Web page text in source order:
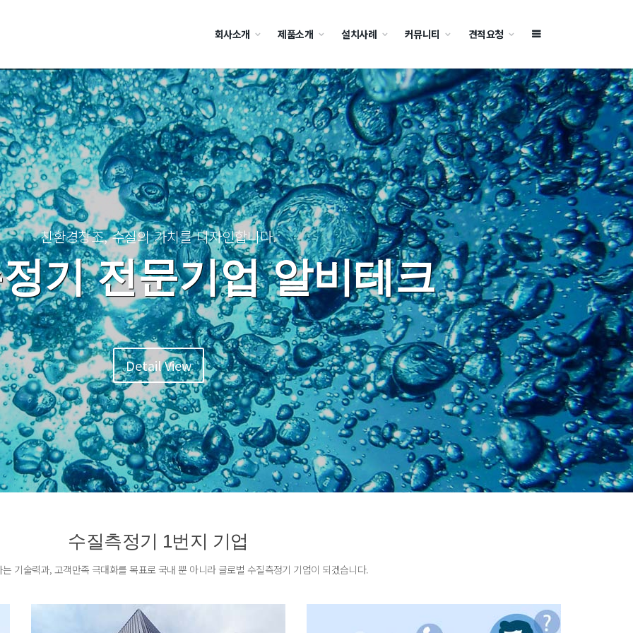
회사소개 제품소개 설치사례 커뮤니티 견적요청
친환경창조, 수질의 가치를 디자인합니다.
기 전문기업 알비테크
Detail View
수질측정기 1번지 기업
기술력과, 고객만족 극대화를 목표로 국내 뿐 아니라 글로벌 수질측정기 기업이 되겠습니다.